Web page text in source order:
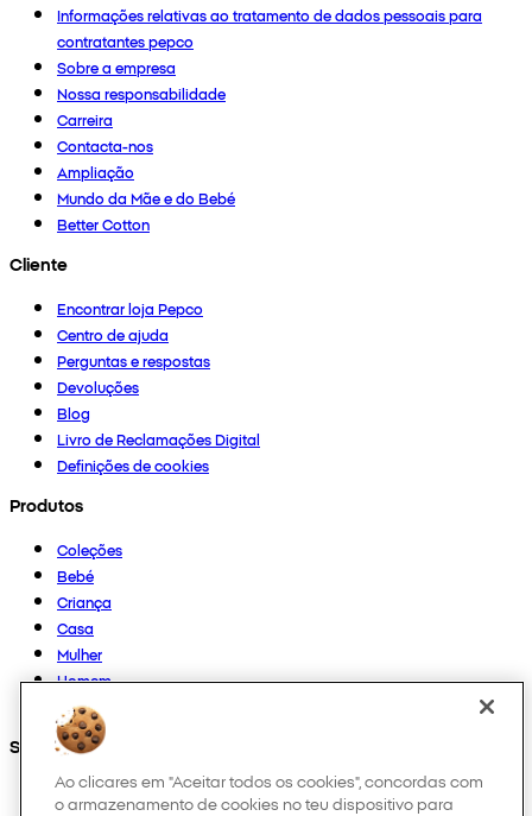
Informações relativas ao tratamento de dados pessoais para
contratantes pepco
Sobre a empresa
Nossa responsabilidade
Carreira
Contacta-nos
Ampliação
Mundo da Mãe e do Bebé
Better Cotton
Cliente
Encontrar loja Pepco
Centro de ajuda
Perguntas e respostas
Devoluções
Blog
Livro de Reclamações Digital
Definições de cookies
Produtos
Coleções
Bebé
Criança
Casa
Mulher
Homem
Outros
Segue-nos em
Ao clicares em "Aceitar todos os cookies", concordas com
o armazenamento de cookies no teu dispositivo para